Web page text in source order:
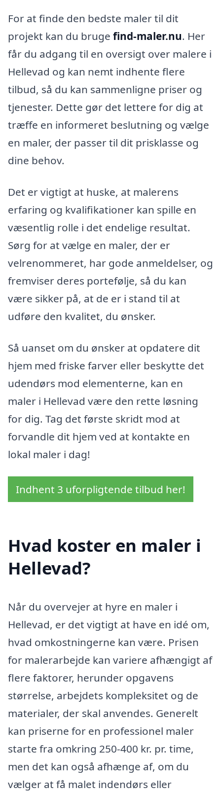
For at finde den bedste maler til dit
projekt kan du bruge find-maler.nu. Her
får du adgang til en oversigt over malere i
Hellevad og kan nemt indhente flere
tilbud, så du kan sammenligne priser og
tjenester. Dette gør det lettere for dig at
træffe en informeret beslutning og vælge
en maler, der passer til dit prisklasse og
dine behov.
Det er vigtigt at huske, at malerens
erfaring og kvalifikationer kan spille en
væsentlig rolle i det endelige resultat.
Sørg for at vælge en maler, der er
velrenommeret, har gode anmeldelser, og
fremviser deres portefølje, så du kan
være sikker på, at de er i stand til at
udføre den kvalitet, du ønsker.
Så uanset om du ønsker at opdatere dit
hjem med friske farver eller beskytte det
udendørs mod elementerne, kan en
maler i Hellevad være den rette løsning
for dig. Tag det første skridt mod at
forvandle dit hjem ved at kontakte en
lokal maler i dag!
Indhent 3 uforpligtende tilbud her!
Hvad koster en maler i
Hellevad?
Når du overvejer at hyre en maler i
Hellevad, er det vigtigt at have en idé om,
hvad omkostningerne kan være. Prisen
for malerarbejde kan variere afhængigt af
flere faktorer, herunder opgavens
størrelse, arbejdets kompleksitet og de
materialer, der skal anvendes. Generelt
kan priserne for en professionel maler
starte fra omkring 250-400 kr. pr. time,
men det kan også afhænge af, om du
vælger at få malet indendørs eller